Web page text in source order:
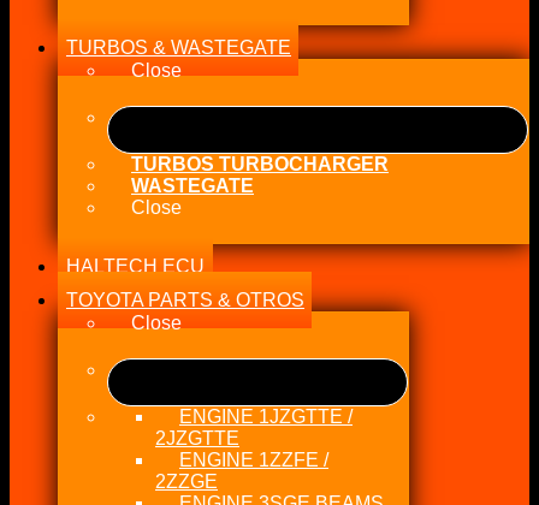
TURBOS & WASTEGATE
Close
TURBOS TURBOCHARGER
WASTEGATE
Close
HALTECH ECU
TOYOTA PARTS & OTROS
Close
ENGINE 1JZGTTE /
2JZGTTE
ENGINE 1ZZFE /
2ZZGE